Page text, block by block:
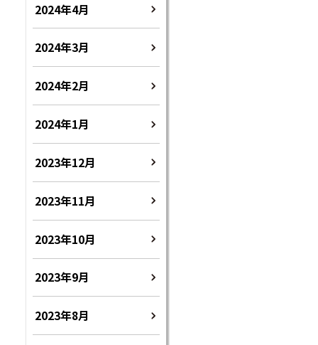
2024年4月
2024年3月
2024年2月
2024年1月
2023年12月
2023年11月
2023年10月
2023年9月
2023年8月